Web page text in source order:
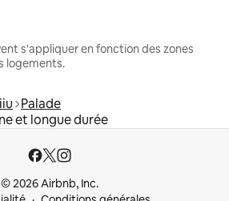
s'appliquer en fonction des zones
logements.
Palade
et longue durée
© 2026 Airbnb, Inc.